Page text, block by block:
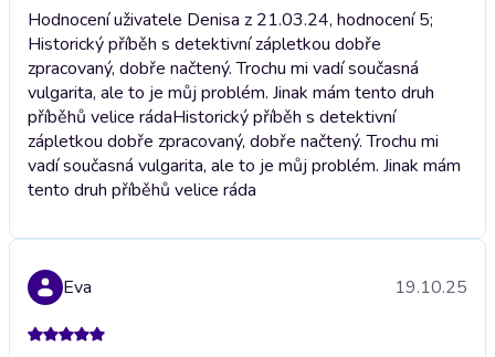
Hodnocení uživatele Denisa z 21.03.24, hodnocení 5;
Historický příběh s detektivní zápletkou dobře
zpracovaný, dobře načtený. Trochu mi vadí současná
vulgarita, ale to je můj problém. Jinak mám tento druh
příběhů velice rádaHistorický příběh s detektivní
zápletkou dobře zpracovaný, dobře načtený. Trochu mi
vadí současná vulgarita, ale to je můj problém. Jinak mám
tento druh příběhů velice ráda
Eva 19.10.25